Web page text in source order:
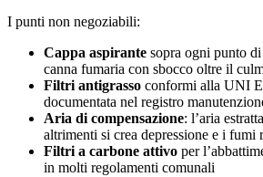
I punti non negoziabili:
Cappa aspirante sopra ogni punto
canna fumaria con sbocco oltre il
Filtri antigrasso conformi alla UNI
documentata nel registro
Aria di compensazione: l’aria
altrimenti si crea depressione e i fumi
Filtri a carbone attivo per
in molti regolamenti comunali